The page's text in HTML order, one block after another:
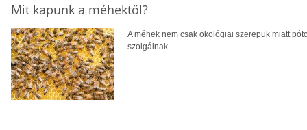
Mit kapunk a méhektől?
A méhek nem csak ökológiai szerepük miatt
szolgálnak.